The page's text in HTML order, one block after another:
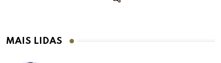
MAIS LIDAS